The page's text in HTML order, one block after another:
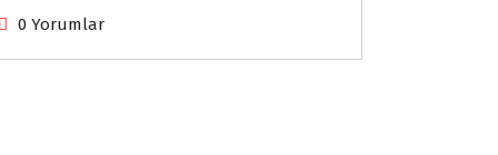
0 Yorumlar